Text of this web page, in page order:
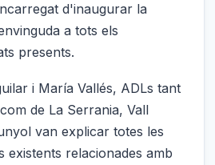
d'inaugurar la
a tots els
presents.
i María Vallés, ADLs tant
de La Serrania, Vall
van explicar totes les
existents relacionades amb